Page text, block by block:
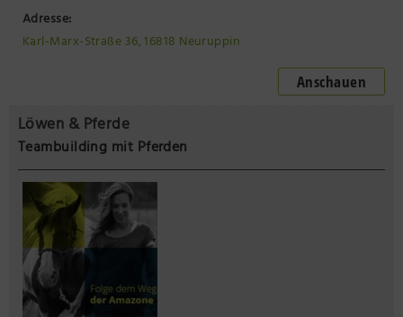
Adresse:
Karl-Marx-Straße 36, 16818 Neuruppin
Anschauen
Löwen & Pferde
Teambuilding mit Pferden